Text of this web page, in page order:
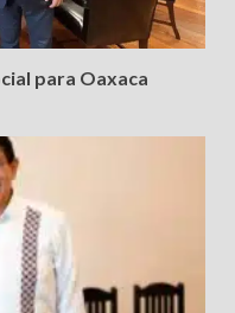
para Oaxaca